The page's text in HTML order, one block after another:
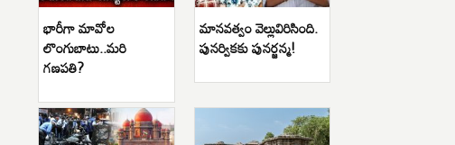
భారీగా మావోల
లొంగుబాటు..మరి
గణపతి?
మానవత్వం వెల్లువిరిసింది.
పునర్వికకు పునర్జన్మ!